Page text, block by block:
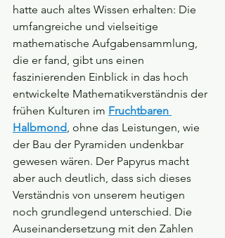
hatte auch altes Wissen erhalten: Die
umfangreiche und vielseitige
mathematische Aufgabensammlung,
die er fand, gibt uns einen
faszinierenden Einblick in das hoch
entwickelte Mathematikverständnis der
frühen Kulturen im Fruchtbaren
Halbmond, ohne das Leistungen, wie
der Bau der Pyramiden undenkbar
gewesen wären. Der Papyrus macht
aber auch deutlich, dass sich dieses
Verständnis von unserem heutigen
noch grundlegend unterschied. Die
Auseinandersetzung mit den Zahlen